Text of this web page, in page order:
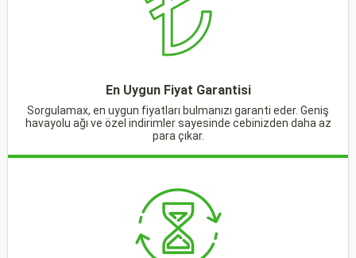
En Uygun Fiyat Garantisi
Sorgulamax, en uygun fiyatları bulmanızı garanti eder. Geniş
havayolu ağı ve özel indirimler sayesinde cebinizden daha az
para çıkar.